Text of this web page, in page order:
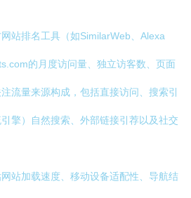
站排名工具（如SimilarWeb、Alexa
的月度访问量、独立访客数、页面
流量来源构成，包括直接访问、搜索引
擎）自然搜索、外部链接引荐以及社交
站加载速度、移动设备适配性、导航结